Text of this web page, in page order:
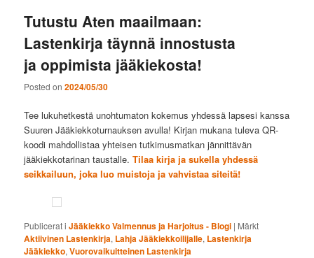
Tutustu Aten maailmaan:
Lastenkirja täynnä innostusta
ja oppimista jääkiekosta!
Posted on2024/05/30
Tee lukuhetkestä unohtumaton kokemus yhdessä lapsesi kanssa
Suuren Jääkiekkoturnauksen avulla! Kirjan mukana tuleva QR-
koodi mahdollistaa yhteisen tutkimusmatkan jännittävän
jääkiekkotarinan taustalle.Tilaa kirja ja sukella yhdessä
seikkailuun, joka luo muistoja ja vahvistaa siteitä!
Publicerat i Jääkiekko Valmennus ja Harjoitus - Blogi | Märkt
Aktiivinen Lastenkirja, Lahja Jääkiekkoilijalle, Lastenkirja
Jääkiekko,Vuorovaikuitteinen Lastenkirja